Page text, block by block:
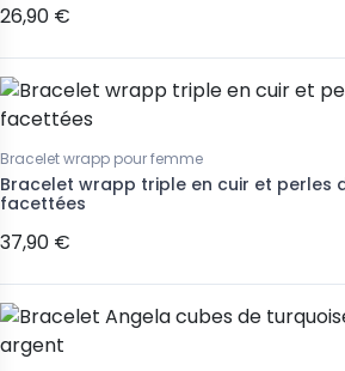
26,90 €
Bracelet wrapp pour femme
Bracelet wrapp triple en cuir et perles
facettées
37,90 €